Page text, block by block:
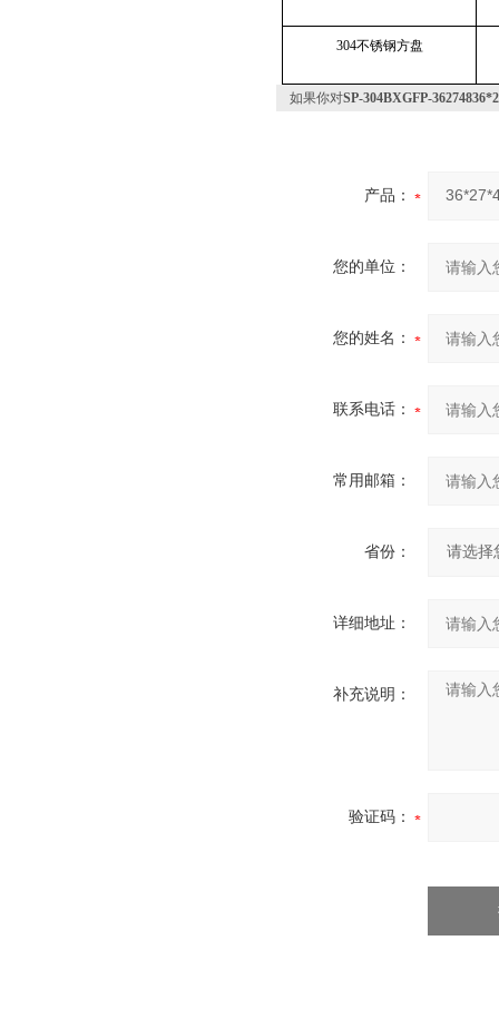
304不锈钢方盘
如果你对SP-304BXGFP-
产品：
您的单位：
您的姓名：
联系电话：
常用邮箱：
省份：
详细地址：
补充说明：
验证码：